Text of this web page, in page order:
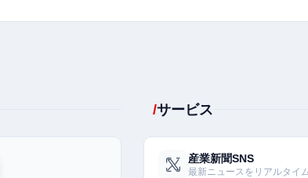
サービス
産業新聞SNS
最新ニュースをリアルタイ